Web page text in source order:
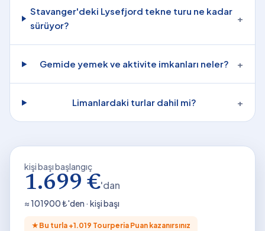
Stavanger'deki Lysefjord tekne turu ne kadar
sürüyor?
+
Gemide yemek ve aktivite imkanları neler? +
Limanlardaki turlar dahil mi? +
kişi başı başlangıç
1.699 €'dan
≈101900₺'den · kişi başı
★ Bu turla +1.019 Tourperia Puan kazanırsınız